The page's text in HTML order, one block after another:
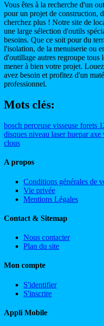
Vous êtes à la recherche d'un
pour un projet de construction,
cherchez plus ! Notre site de
une large sélection d'outils
besoins. Que ce soit pour du
l'isolation, de la menuiserie ou
d'outillage autres regroupe tous
mener à bien votre projet.
avez besoin et profitez d'un
professionnel.
Mots clés:
bosch perceuse visseuse forets
disques niveau laserhueparaxe
clous
A propos
Conditions générales de
Vie privée
Mentions Légales
Contact & Sitemap
Nous contacter
Plan du site
Mon compte
S'identifier
S'inscrire
Appli Mobile